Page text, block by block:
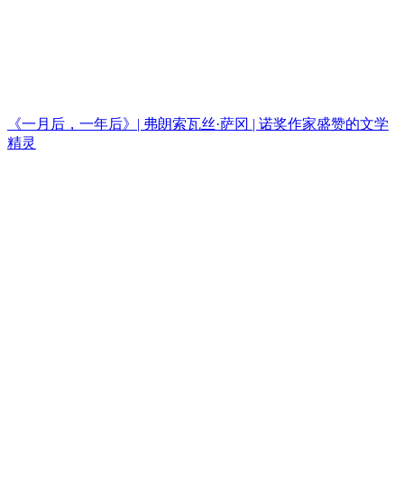
《一月后，一年后》| 弗朗索瓦丝·萨冈 | 诺奖作家盛赞的文学
精灵